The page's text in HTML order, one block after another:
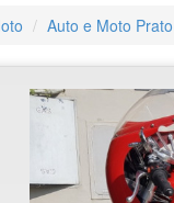
Auto e Moto Prato